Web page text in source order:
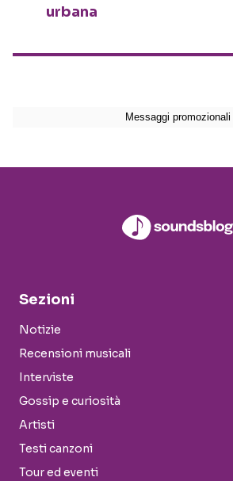
urbana
Sezioni
Notizie
Recensioni musicali
Interviste
Gossip e curiosità
Artisti
Testi canzoni
Tour ed eventi